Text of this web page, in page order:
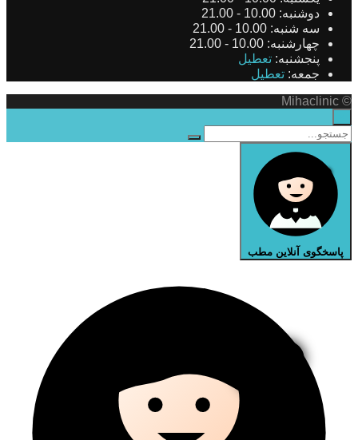
دوشنبه: 10.00 - 21.00
سه شنبه: 10.00 - 21.00
چهارشنبه: 10.00 - 21.00
پنجشنبه: تعطیل
جمعه: تعطیل
© Mihaclinic
پاسخگوی آنلاین مطب